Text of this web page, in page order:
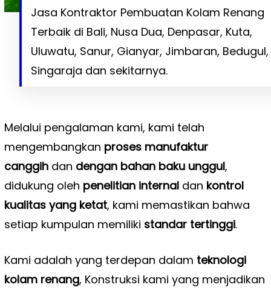
Jasa Kontraktor Pembuatan Kolam Renang
Terbaik di Bali, Nusa Dua, Denpasar, Kuta,
Uluwatu, Sanur, Gianyar, Jimbaran, Bedugul,
Singaraja dan sekitarnya.
Melalui pengalaman kami, kami telah
mengembangkan proses manufaktur
canggihdan dengan bahan baku unggul,
didukung oleh penelitian internaldan kontrol
kualitas yang ketat, kami memastikan bahwa
setiap kumpulan memiliki standar tertinggi.
Kami adalah yang terdepan dalam teknologi
kolam renang, Konstruksi kami yang menjadikan